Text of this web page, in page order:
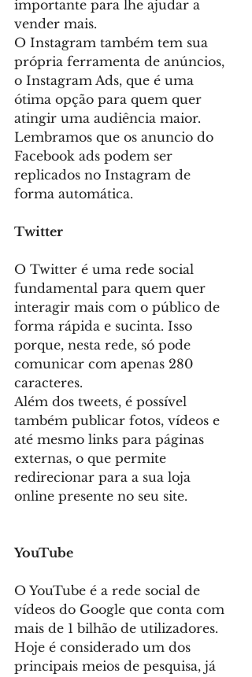
importante para lhe ajudar a
vender mais.
O Instagram também tem sua
própria ferramenta de anúncios,
o Instagram Ads, que é uma
ótima opção para quem quer
atingir uma audiência maior.
Lembramos que os anuncio do
Facebook ads podem ser
replicados no Instagram de
forma automática.
Twitter
O Twitter é uma rede social
fundamental para quem quer
interagir mais com o público de
forma rápida e sucinta. Isso
porque, nesta rede, só pode
comunicar com apenas 280
caracteres.
Além dos tweets, é possível
também publicar fotos, vídeos e
até mesmo links para páginas
externas, o que permite
redirecionar para a sua loja
online presente no seu site.
YouTube
O YouTube é a rede social de
vídeos do Google que conta com
mais de 1 bilhão de utilizadores.
Hoje é considerado um dos
principais meios de pesquisa, já